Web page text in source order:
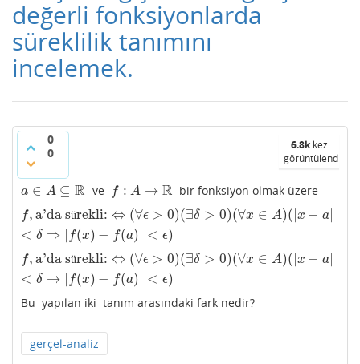
değerli fonksiyonlarda
süreklilik tanımını
incelemek.
0
0
6.8kkez
görüntülendi
a ∈ A ⊆ R
a∈A ⊆R ve f : A → R
f:A→R bir fonksiyon olmak üzere
f,a'da sürekli: ⇔ (∀ϵ > 0)(∃δ > 0)(∀x ∈ A)( x − a
< δ ⇒ | f(x) − f(a)| < ϵ)
f,a'da sürekli:⇔( ∀ϵ> 0)(∃δ >0 )(∀x∈A )(| x−a|<δ ⇒| f(x)− (a |< ϵ)
f,a'da sürekli: ⇔ (∀ϵ > 0)(∃δ > 0)(∀x ∈ A)( x − a
< δ → f(x) − f(a) < ϵ)
f,a'da sürekli:⇔( ∀ϵ> 0)(∃δ >0 )(∀x∈A )(| x−a|<δ →| f(x)− (a )|<ϵ)
Bu yapılan iki tanım arasındaki fark nedir?
gerçel-analiz